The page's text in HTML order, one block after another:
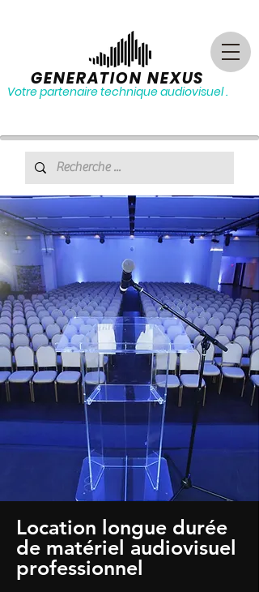
Votre partenaire technique audiovisuel .
GENERATION NEXUS
Location longue durée
de matériel audiovisuel
professionnel